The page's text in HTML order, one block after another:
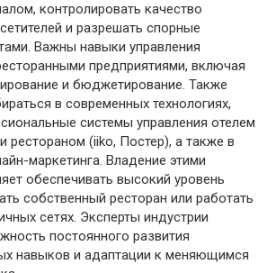
контролировать качество
и разрешать спорные
Важны навыки управления
предприятиями, включая
и бюджетирование. Также
в современных технологиях,
системы управления отелем
рестораном (iiko, Постер), а также в
маркетинга. Владение этими
обеспечивать высокий уровень
собственный ресторан или работать
сетях. Эксперты индустрии
постоянного развития
навыков и адаптации к меняющимся